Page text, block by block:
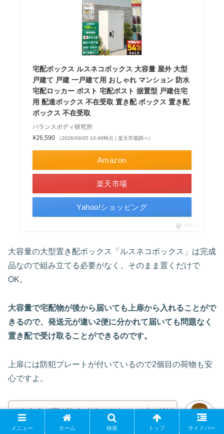
宅配ボックス ルスネコボックス 大容量 屋外 大型
戸建て 戸建 一戸建て用 おしゃれ マンション 防水
宅配ロッカー ポスト 宅配ポスト 据置型 戸建住宅
用 配達ボックス 不在受取 置き配 ボックス 置き配
ボックス 不在受取
バランスボディ研究所
¥26,590
（2026/08/05 10:46時点 | 楽天市場調べ）
Amazon
楽天市場
Yahoo!ショッピング
ポチップ
大容量の大型置き配ボックス「ルスネコボックス」は完成
品なので組み立てる必要がなく、そのまま置くだけで
OK。
大容量で宅配物が後から届いても上扉から入れることがで
きるので、発送元が違い2便に分かれて届いても問題なく
置き配で受け取ることができるのです。
上扉には防犯プレートが付いているので2個目の荷物も安
心ですよ。
これならば気がねなくネットショッピングが
できますね!
メニュー ホーム 検索 トップ サイドバー